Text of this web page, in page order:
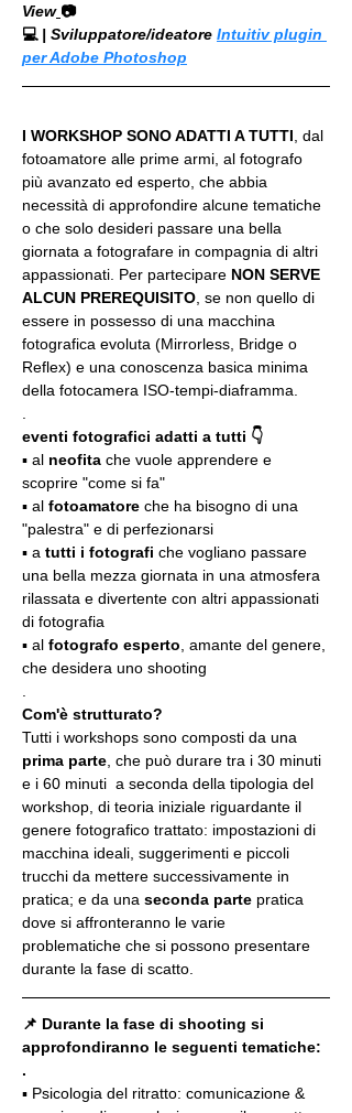
View 📷
💻 | Sviluppatore/ideatore Intuitiv plugin
per Adobe Photoshop
I WORKSHOP SONO ADATTI A TUTTI , dal
fotoamatore alle prime armi, al fotografo
più avanzato ed esperto, che abbia
necessità di approfondire alcune tematiche
o che solo desideri passare una bella
giornata a fotografare in compagnia di altri
appassionati. Per partecipare NON SERVE
ALCUN PREREQUISITO , se non quello di
essere in possesso di una macchina
fotografica evoluta (Mirrorless, Bridge o
Reflex) e una conoscenza basica minima
della fotocamera ISO-tempi-diaframma.
eventi fotografici adatti a tutti 👇
▪️ al neofita che vuole apprendere e
scoprire "come si fa"
▪️ al fotoamatore che ha bisogno di una
"palestra" e di perfezionarsi
▪️ a tutti i fotografi che vogliano passare
una bella mezza giornata in una atmosfera
rilassata e divertente con altri appassionati
di fotografia
▪️ al fotografo esperto , amante del genere,
che desidera uno shooting
Com'è strutturato?
Tutti i workshops sono composti da una
prima parte , che può durare tra i 30 minuti
e i 60 minuti  a seconda della tipologia del
workshop, di teoria iniziale riguardante il
genere fotografico trattato: impostazioni di
macchina ideali, suggerimenti e piccoli
trucchi da mettere successivamente in
pratica; e da una seconda parte pratica
dove si affronteranno le varie
problematiche che si possono presentare
durante la fase di scatto.
📌 Durante la fase di shooting si
approfondiranno le seguenti tematiche:
.
▪️ Psicologia del ritratto: comunicazione &